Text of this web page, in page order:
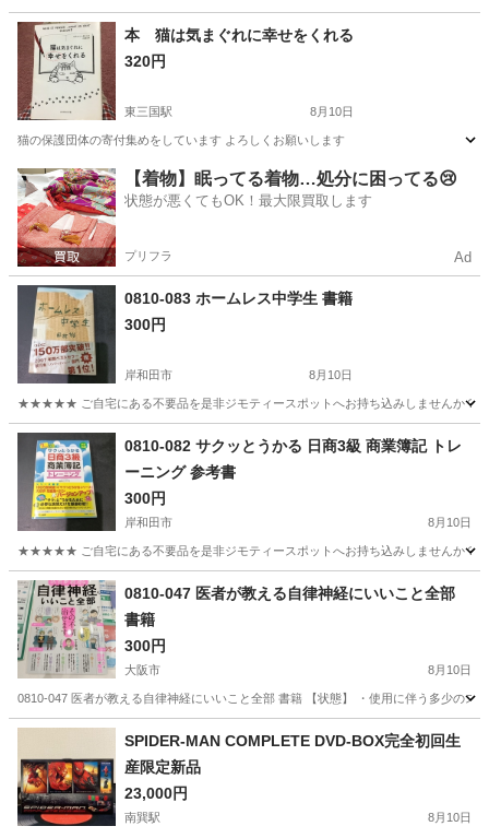
大阪 岸和田市 文芸 書籍
本 猫は気まぐれに幸せをくれる
320円
東三国駅 8月10日
猫の保護団体の寄付集めをしています よろしくお願いします
大阪 大阪市 東三国駅 文芸 よろしくお願いします
【着物】眠ってる着物…処分に困ってる😢
状態が悪くてもOK！最大限買取します
プリフラ Ad
0810-083 ホームレス中学生 書籍
300円
岸和田市 8月10日
★★★★★ ご自宅にある不要品を是非ジモティースポットへお持ち込みしませんか？
大阪 岸和田市 書籍
0810-082 サクッとうかる 日商3級 商業簿記 トレ
ーニング 参考書
300円
岸和田市 8月10日
★★★★★ ご自宅にある不要品を是非ジモティースポットへお持ち込みしませんか？
大阪 岸和田市 3級
0810-047 医者が教える自律神経にいいこと全部
書籍
300円
大阪市 8月10日
0810-047 医者が教える自律神経にいいこと全部 書籍 【状態】 ・使用に伴う多少の
大阪 大阪市
SPIDER-MAN COMPLETE DVD-BOX完全初回生
産限定新品
23,000円
南巽駅 8月10日